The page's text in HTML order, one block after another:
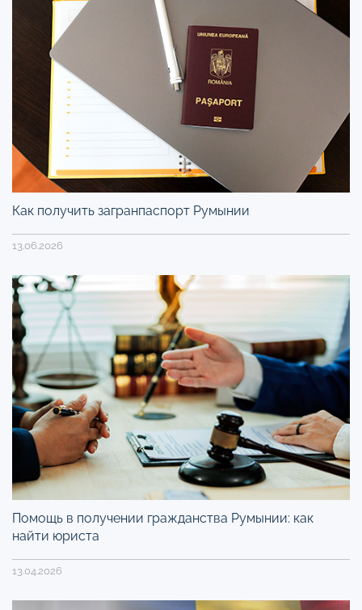
Как получить загранпаспорт Румынии
13.06.2026
Помощь в получении гражданства Румынии: как
найти юриста
13.04.2026